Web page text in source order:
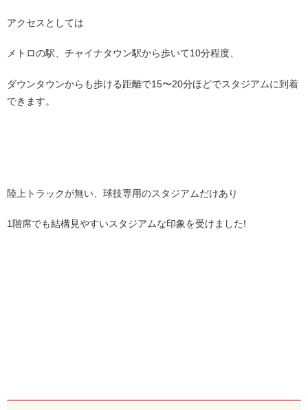
アクセスとしては
メトロの駅、チャイナタウン駅から歩いて10分程度、
ダウンタウンからも歩ける距離で15〜20分ほどでスタジアムに到着
できます。
陸上トラックが無い、球技専用のスタジアムだけあり
1階席でも結構見やすいスタジアムな印象を受けました!